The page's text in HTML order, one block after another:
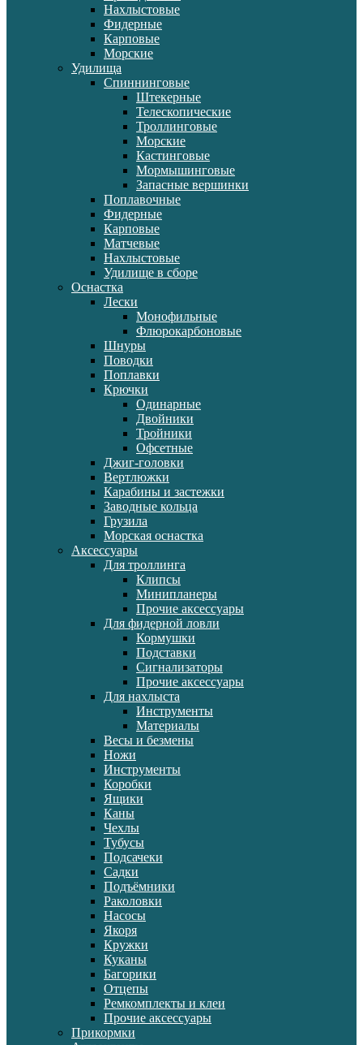
Нахлыстовые
Фидерные
Карповые
Морские
Удилища
Спиннинговые
Штекерные
Телескопические
Троллинговые
Морские
Кастинговые
Мормышинговые
Запасные вершинки
Поплавочные
Фидерные
Карповые
Матчевые
Нахлыстовые
Удилище в сборе
Оснастка
Лески
Монофильные
Флюрокарбоновые
Шнуры
Поводки
Поплавки
Крючки
Одинарные
Двойники
Тройники
Офсетные
Джиг-головки
Вертлюжки
Карабины и застежки
Заводные кольца
Грузила
Морская оснастка
Аксессуары
Для троллинга
Клипсы
Минипланеры
Прочие аксессуары
Для фидерной ловли
Кормушки
Подставки
Сигнализаторы
Прочие аксессуары
Для нахлыста
Инструменты
Материалы
Весы и безмены
Ножи
Инструменты
Коробки
Ящики
Каны
Чехлы
Тубусы
Подсачеки
Садки
Подъёмники
Раколовки
Насосы
Якоря
Кружки
Куканы
Багорики
Отцепы
Ремкомплекты и клеи
Прочие аксессуары
Прикормки